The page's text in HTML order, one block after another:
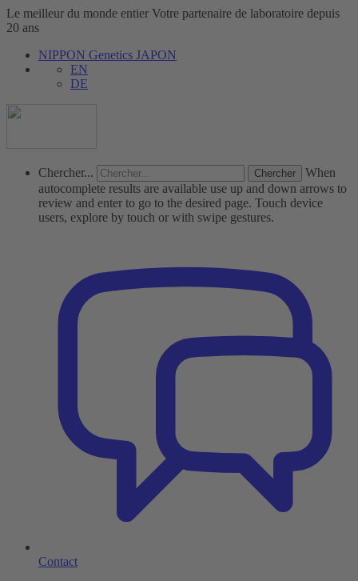
Le meilleur du monde entier Votre partenaire de laboratoire depuis
20 ans
NIPPON Genetics JAPON
EN
DE
Chercher...
When
autocomplete results are available use up and down arrows to
review and enter to go to the desired page. Touch device
users, explore by touch or with swipe gestures.
Contact